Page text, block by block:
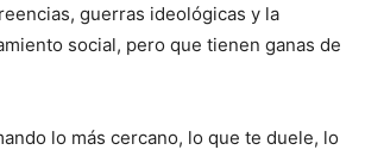
guerras ideológicas y la
social, pero que tienen ganas de
lo más cercano, lo que te duele, lo